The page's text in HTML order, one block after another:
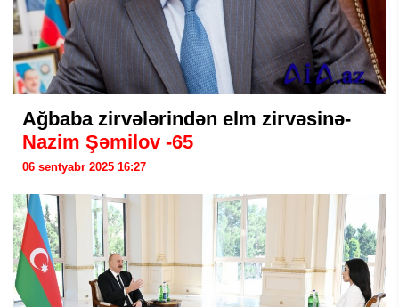
Ağbaba zirvələrindən elm zirvəsinə-
Nazim Şəmilov -65
06 sentyabr 2025 16:27